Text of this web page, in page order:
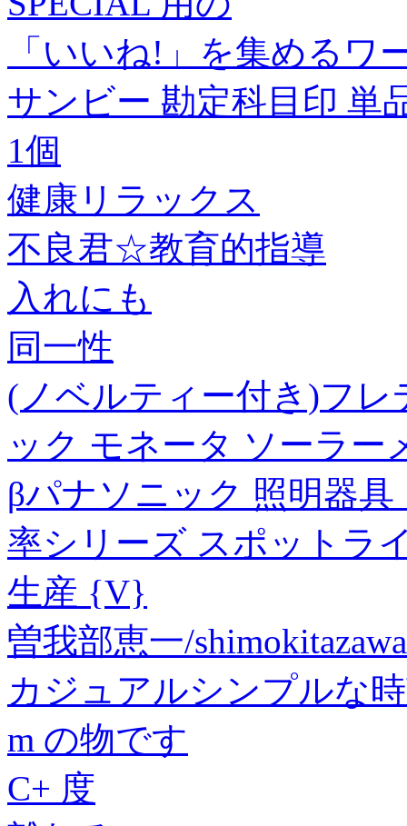
「いいね!」を集めるワ
サンビー 勘定科目印 単
1個
健康リラックス
不良君☆教育的指導
入れにも
同一性
(ノベルティー付き)フ
ック モネータ ソーラー
βパナソニック 照明器具
率シリーズ スポットラ
生産 {V}
曽我部恵一/
カジュアルシンプルな
m の物です
C+ 度